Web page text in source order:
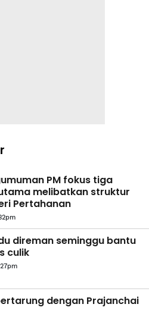
PM fokus tiga
melibatkan struktur
Pertahanan
direman seminggu bantu
culik
dengan Prajanchai